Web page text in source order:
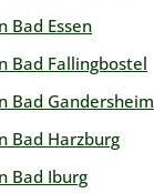
Bad Essen
Bad Fallingbostel
Bad Gandersheim
Bad Harzburg
Bad Iburg